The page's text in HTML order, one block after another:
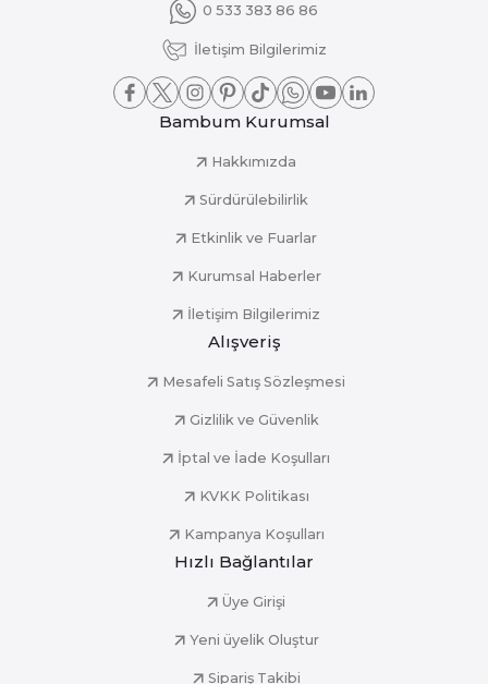
0 533 383 86 86
İletişim Bilgilerimiz
Bambum Kurumsal
Hakkımızda
Sürdürülebilirlik
Etkinlik ve Fuarlar
Kurumsal Haberler
İletişim Bilgilerimiz
Alışveriş
Mesafeli Satış Sözleşmesi
Gizlilik ve Güvenlik
İptal ve İade Koşulları
KVKK Politikası
Kampanya Koşulları
Hızlı Bağlantılar
Üye Girişi
Yeni üyelik Oluştur
Sipariş Takibi